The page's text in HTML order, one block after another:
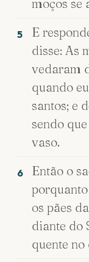
moços se
5
E
disse: As
vedaram
quando
santos; e
sendo
vaso.
6
Então o
os pães
diante do
quente no